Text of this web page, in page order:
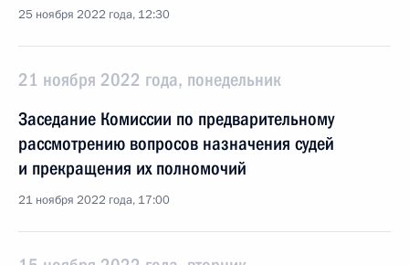
25 ноября 2022 года, 12:30
21 ноября 2022 года, понедельник
Заседание Комиссии по предварительному
рассмотрению вопросов назначения судей
и прекращения их полномочий
21 ноября 2022 года, 17:00